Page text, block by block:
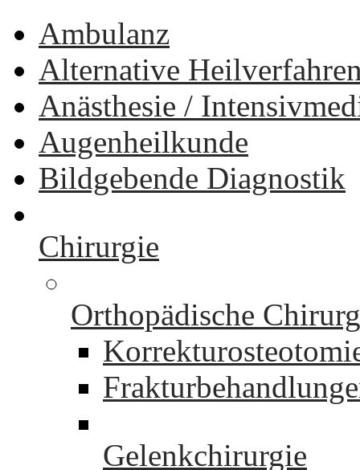
Ambulanz
Alternative
Anästhesie /
Augenheilkunde
Bildgebende Diagnostik
Chirurgie
Orthopädische
Gelenkchirurgie